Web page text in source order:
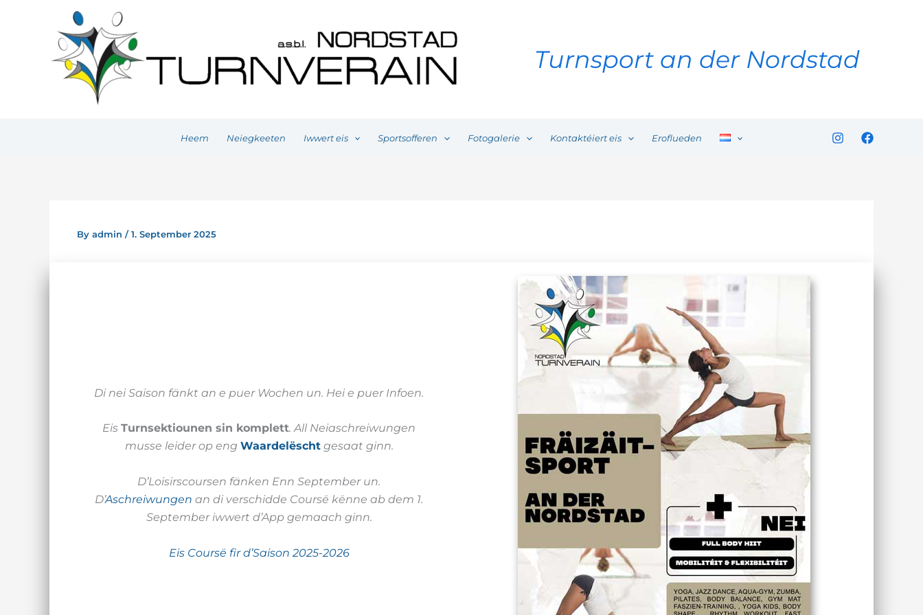
Turnsport an der Nordstad
Heem Neiegkeeten Iwwert eis Sportsofferen Fotogalerie Kontaktéiert eis Eroflueden
By admin /1. September 2025
Di nei Saison fänkt an e puer Wochen un. Hei e puer Infoen.
Eis Turnsektiounen sin komplett. All Neiaschreiwungen
musse leider op eng Waardelëschtgesaat ginn.
D’Loisirscoursen fänken Enn September un.
D’Aschreiwungen an di verschidde Coursë kënne ab dem 1.
September iwwert d’App gemaach ginn.
Eis Coursë fir d’Saison 2025-2026